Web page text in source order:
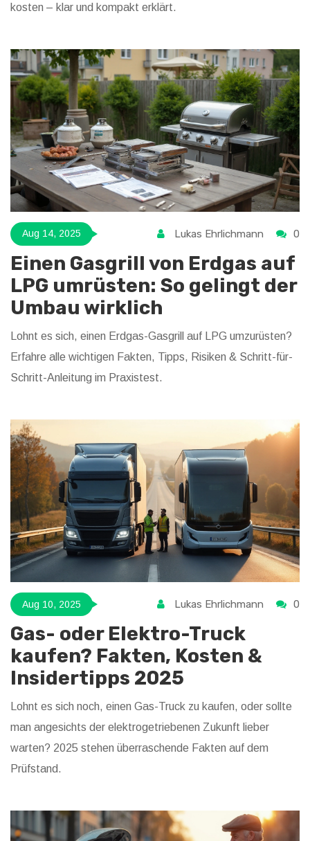
kosten – klar und kompakt erklärt.
Aug 14, 2025 Lukas Ehrlichmann 0
Einen Gasgrill von Erdgas auf
LPG umrüsten: So gelingt der
Umbau wirklich
Lohnt es sich, einen Erdgas-Gasgrill auf LPG umzurüsten?
Erfahre alle wichtigen Fakten, Tipps, Risiken & Schritt-für-
Schritt-Anleitung im Praxistest.
Aug 10, 2025 Lukas Ehrlichmann 0
Gas- oder Elektro-Truck
kaufen? Fakten, Kosten &
Insidertipps 2025
Lohnt es sich noch, einen Gas-Truck zu kaufen, oder sollte
man angesichts der elektrogetriebenen Zukunft lieber
warten? 2025 stehen überraschende Fakten auf dem
Prüfstand.